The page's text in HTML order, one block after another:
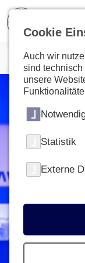
Cookie
Auch wir
sind
unsere
Statistik
Externe